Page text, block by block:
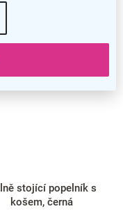
stojící popelník s
košem, černá